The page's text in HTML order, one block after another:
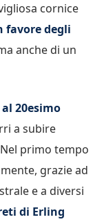
cornice
favore degli
anche di un
20esimo
a subire
primo tempo
grazie ad
e a diversi
di Erling